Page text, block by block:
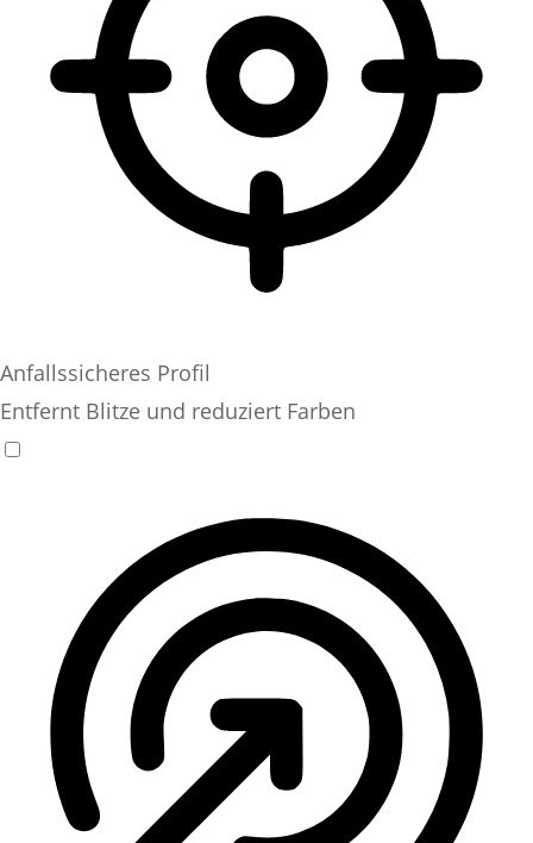
Anfallssicheres Profil
Entfernt Blitze und reduziert Farben